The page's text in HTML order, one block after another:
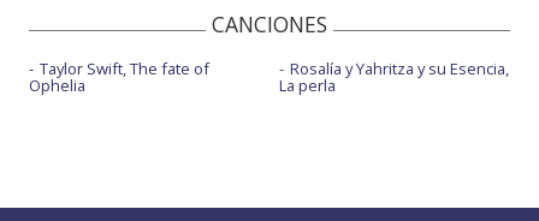
CANCIONES
Taylor Swift, The fate of
Ophelia
Rosalía y Yahritza y su Esencia,
La perla